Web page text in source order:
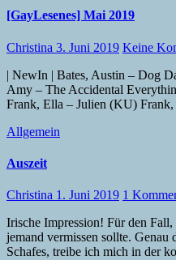
[GayLesenes] Mai 2019
Christina 3. Juni 2019 Keine
| NewIn | Bates, Austin – Dog Days of Summer (KU) Bellows,
Amy – The Accidental
Frank, Ella – Julien (KU)
Allgemein
Auszeit
Christina 1. Juni 2019 1
Irische Impression! Für den Fall, dass mich in den nächsten Tagen
jemand vermissen sollte. Genau
Schafes, treibe ich mich in der